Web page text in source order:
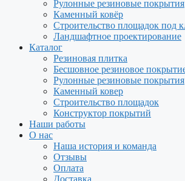
Рулонные резиновые покрытия
Каменный ковёр
Строительство площадок под
Ландшафтное проектирование
Каталог
Резиновая плитка
Бесшовное резиновое
Рулонные резиновые покрытия
Каменный ковер
Строительство площадок
Конструктор покрытий
Наши работы
О нас
Наша история и команда
Отзывы
Оплата
Доставка